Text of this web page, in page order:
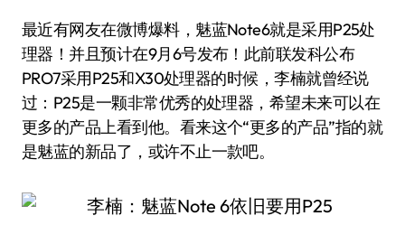
最近有网友在微博爆料，魅蓝Note6就是采用P25处
理器！并且预计在9月6号发布！此前联发科公布
PRO7采用P25和X30处理器的时候，李楠就曾经说
过：P25是一颗非常优秀的处理器，希望未来可以在
更多的产品上看到他。看来这个“更多的产品”指的就
是魅蓝的新品了，或许不止一款吧。